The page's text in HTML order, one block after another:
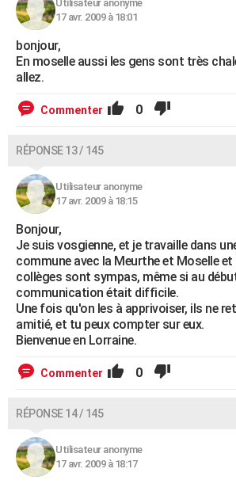
Utilisateur anonyme
17 avr. 2009 à 18:01
bonjour,
En moselle aussi les gens sont très
allez.
Commenter 0
RÉPONSE 13 / 145
Utilisateur anonyme
17 avr. 2009 à 18:15
Bonjour,
Je suis vosgienne, et je travaille dans
commune avec la Meurthe et Moselle et
collèges sont sympas, même si au
communication était difficile.
Une fois qu'on les à apprivoiser, ils ne
amitié, et tu peux compter sur eux.
Bienvenue en Lorraine.
Commenter 0
RÉPONSE 14 / 145
Utilisateur anonyme
17 avr. 2009 à 18:17